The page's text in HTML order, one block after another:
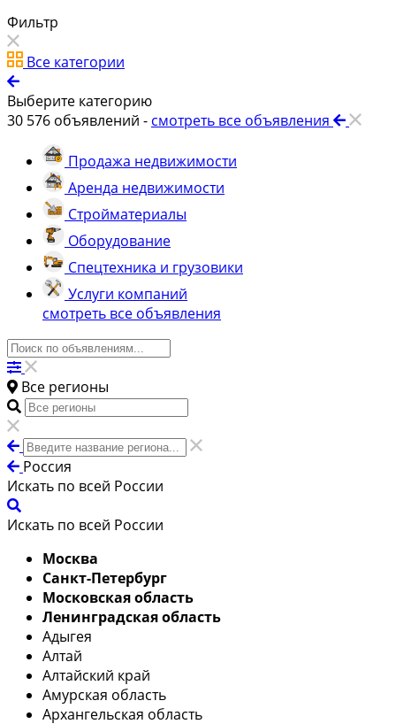
Фильтр
Все категории
Выберите категорию
30 576 объявлений - смотреть все объявления
Продажа недвижимости
Аренда недвижимости
Стройматериалы
Оборудование
Спецтехника и грузовики
Услуги компаний
смотреть все объявления
Все регионы
Россия
Искать по всей России
Искать по всей России
Москва
Санкт-Петербург
Московская область
Ленинградская область
Адыгея
Алтай
Алтайский край
Амурская область
Архангельская область